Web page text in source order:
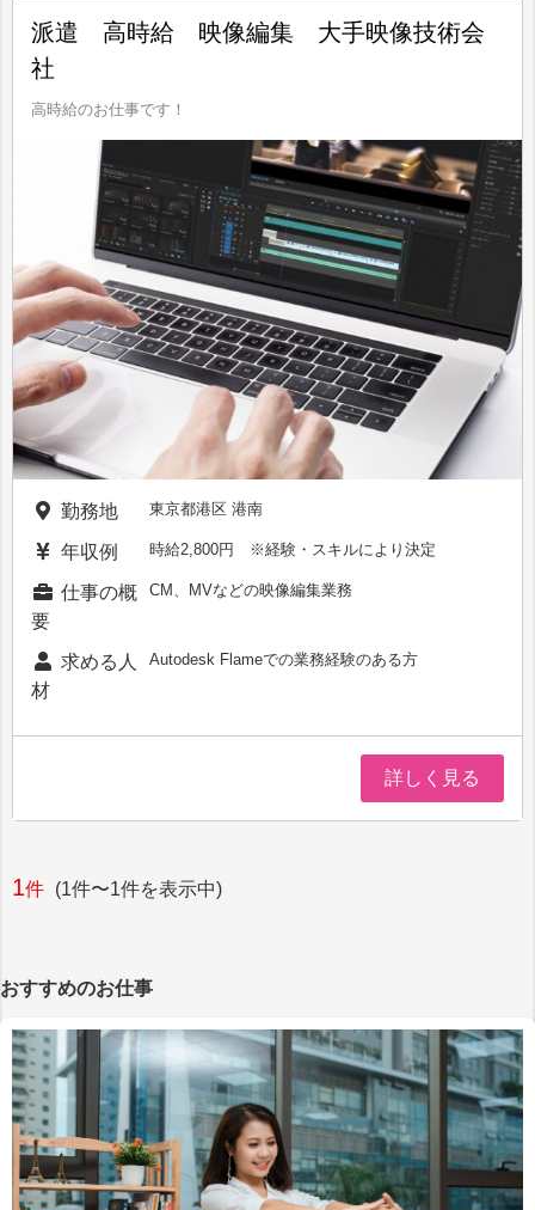
派遣 高時給 映像編集 大手映像技術会
社
高時給のお仕事です！
勤務地 東京都港区 港南
年収例 時給2,800円 ※経験・スキルにより決定
仕事の概
要
CM、MVなどの映像編集業務
求める人
材
Autodesk Flameでの業務経験のある方
詳しく見る
1件 (1件〜1件を表示中)
おすすめのお仕事